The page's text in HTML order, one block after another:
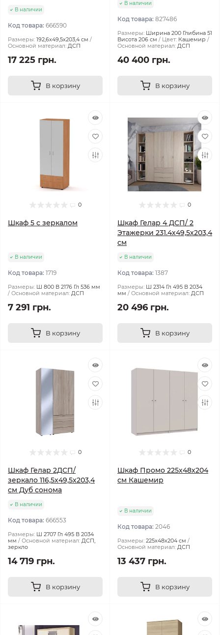
В наличии
Код товара: 666590
Размеры: 192,6х49,5х203,4 см
Основной материал: ДСП
17 225 грн.
В корзину
В наличии
Код товара: 827486
Размеры: Ширина 200 Глибина 51
Висота 206 см
Цвет: Кашемир
Основной материал: ДСП
40 400 грн.
В корзину
0
Шкаф 5 с зеркалом
В наличии
Код товара: 1719
Размеры: Ш 800 В 2176 Гл 536 мм
Основной материал: ДСП
7 291 грн.
В корзину
0
Шкаф Гелар 4 ДСП/ 2
Этажерки 231.4х49,5х203,4
см
В наличии
Код товара: 1387
Размеры: Ш 2314 Гл 495 В 2034
мм
Основной материал: ДСП
20 496 грн.
В корзину
0
Шкаф Гелар 2ДСП/
зеркало 116,5х49,5х203,4
см Дуб сонома
В наличии
Код товара: 666553
Размеры: Ш 2707 Гл 495 В 2034
мм
Основной материал: ДСП,
зеркло
14 719 грн.
В корзину
0
Шкаф Промо 225х48х204
см Кашемир
В наличии
Код товара: 2046
Размеры: 225х48х204 см
Основной материал: ДСП
13 437 грн.
В корзину